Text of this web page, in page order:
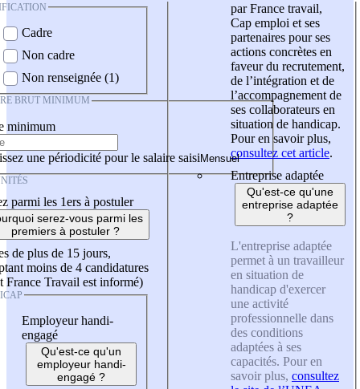
Cadre
Non cadre
Non renseignée (1)
BRUT MINIMUM
minimum
une périodicité pour le salaire saisi
parmi les 1ers à postuler
serez-vous parmi les
premiers à postuler ?
de plus de 15 jours,
moins de 4 candidatures
France Travail est informé)
Employeur handi-
engagé
Qu'est-ce qu'un
employeur handi-
engagé ?
par France travail,
Cap emploi et ses
partenaires pour ses
actions concrètes en
faveur du recrutement,
de l’intégration et de
l’accompagnement de
ses collaborateurs en
situation de handicap.
Pour en savoir plus,
consultez cet article.
Entreprise adaptée
Qu'est-ce qu'une
entreprise adaptée
?
L'entreprise adaptée
permet à un travailleur
en situation de
handicap d'exercer
une activité
professionnelle dans
des conditions
adaptées à ses
capacités. Pour en
savoir plus, consultez